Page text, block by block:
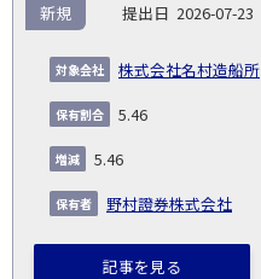
NO.
告
義
務
発
生
日
出
コー
象
2026-07-23
株式会社名村造船所
新規
5.46
5.46
野村證券株式会社
記事を見る